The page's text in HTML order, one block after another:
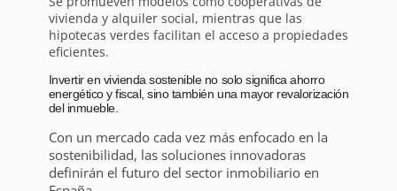
vivienda y alquiler social, mientras que las
hipotecas verdes facilitan el acceso a propiedades
eficientes.
Invertir en vivienda sostenible no solo significa ahorro
energético y fiscal, sino también una mayor revalorización
del inmueble.
Con un mercado cada vez más enfocado en la
sostenibilidad, las soluciones innovadoras
definirán el futuro del sector inmobiliario en